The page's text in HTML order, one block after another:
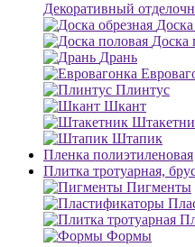
Декоративный
Доска
Доска
Дрань
Плинтус
Шкант
Штапик
Пленка полиэтиленовая
Плитка тротуарная,
Пигменты
Формы